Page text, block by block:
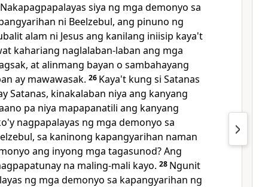
siya ng mga demonyo sa
ni Beelzebul, ang pinuno ng
alam ni Jesus ang kanilang iniisip kaya't
kahariang naglalaban-laban ang mga
at alinmang bayan o sambahayang
ay mawawasak. 26 Kaya't kung si Satanas
Satanas, kinakalaban niya ang kanyang
pa niya mapapanatili ang kanyang
nagpapalayas ng mga demonyo sa
sa kaninong kapangyarihan naman
ang inyong mga tagasunod? Ang
na maling-mali kayo. 28 Ngunit
ng mga demonyo sa kapangyarihan ng